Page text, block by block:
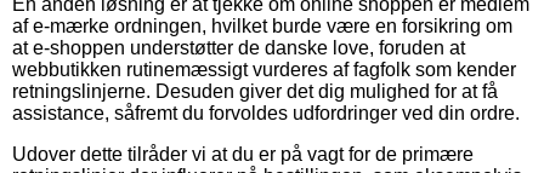
af e-mærke ordningen, hvilket burde være en forsikring om
at e-shoppen understøtter de danske love, foruden at
webbutikken rutinemæssigt vurderes af fagfolk som kender
retningslinjerne. Desuden giver det dig mulighed for at få
assistance, såfremt du forvoldes udfordringer ved din ordre.
Udover dette tilråder vi at du er på vagt for de primære